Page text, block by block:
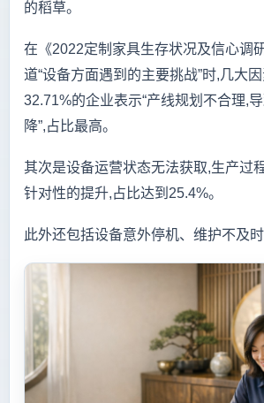
的稻草。
在《2022定制家具生存状况及信心调
道“设备方面遇到的主要挑战”时,几大
32.71%的企业表示“产线规划不合理,
降”,占比最高。
其次是设备运营状态无法获取,生产过
针对性的提升,占比达到25.4%。
此外还包括设备意外停机、维护不及时